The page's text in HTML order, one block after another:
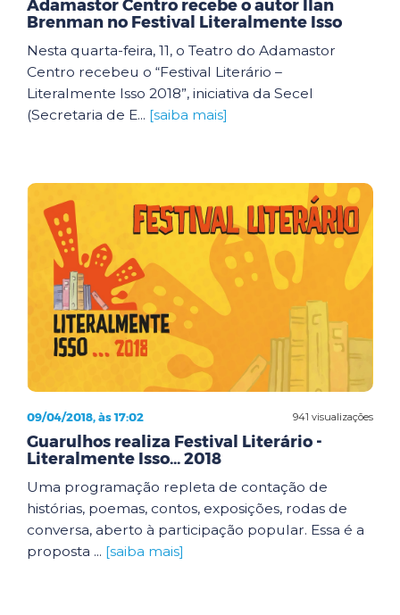
Adamastor Centro recebe o autor Ilan
Brenman no Festival Literalmente Isso
Nesta quarta-feira, 11, o Teatro do Adamastor
Centro recebeu o “Festival Literário –
Literalmente Isso 2018”, iniciativa da Secel
(Secretaria de E... [saiba mais]
941 visualizações
09/04/2018, às 17:02
Guarulhos realiza Festival Literário -
Literalmente Isso... 2018
Uma programação repleta de contação de
histórias, poemas, contos, exposições, rodas de
conversa, aberto à participação popular. Essa é a
proposta ... [saiba mais]